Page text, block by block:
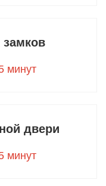
минут
двери
минут